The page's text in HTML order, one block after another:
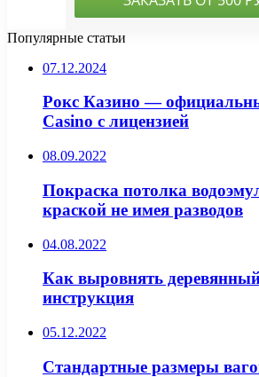
Популярные статьи
07.12.2024
Рокс Казино —
Casino с лицензией
08.09.2022
Покраска потолка
краской не имея разводов
04.08.2022
Как выровнять
инструкция
05.12.2022
Стандартные размеры